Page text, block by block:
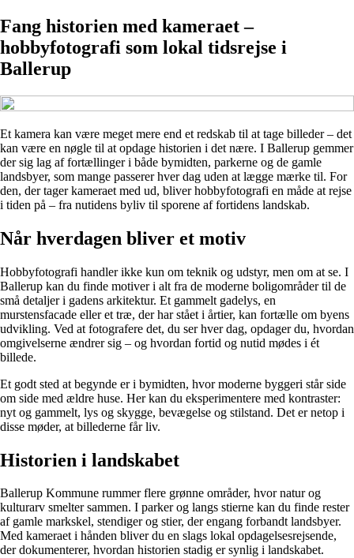
Fang historien med kameraet –
hobbyfotografi som lokal tidsrejse i
Ballerup
Et kamera kan være meget mere end et redskab til at tage billeder – det
kan være en nøgle til at opdage historien i det nære. I Ballerup gemmer
der sig lag af fortællinger i både bymidten, parkerne og de gamle
landsbyer, som mange passerer hver dag uden at lægge mærke til. For
den, der tager kameraet med ud, bliver hobbyfotografi en måde at rejse
i tiden på – fra nutidens byliv til sporene af fortidens landskab.
Når hverdagen bliver et motiv
Hobbyfotografi handler ikke kun om teknik og udstyr, men om at se. I
Ballerup kan du finde motiver i alt fra de moderne boligområder til de
små detaljer i gadens arkitektur. Et gammelt gadelys, en
murstensfacade eller et træ, der har stået i årtier, kan fortælle om byens
udvikling. Ved at fotografere det, du ser hver dag, opdager du, hvordan
omgivelserne ændrer sig – og hvordan fortid og nutid mødes i ét
billede.
Et godt sted at begynde er i bymidten, hvor moderne byggeri står side
om side med ældre huse. Her kan du eksperimentere med kontraster:
nyt og gammelt, lys og skygge, bevægelse og stilstand. Det er netop i
disse møder, at billederne får liv.
Historien i landskabet
Ballerup Kommune rummer flere grønne områder, hvor natur og
kulturarv smelter sammen. I parker og langs stierne kan du finde rester
af gamle markskel, stendiger og stier, der engang forbandt landsbyer.
Med kameraet i hånden bliver du en slags lokal opdagelsesrejsende,
der dokumenterer, hvordan historien stadig er synlig i landskabet.